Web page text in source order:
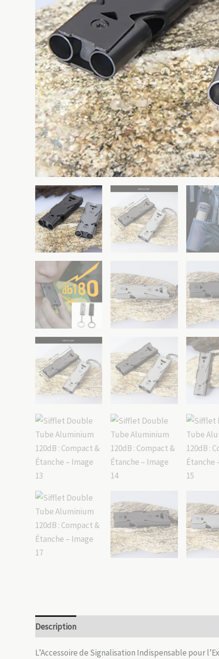
Description
L’Accessoire de Signalisation Indispensable pour